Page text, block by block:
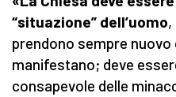
“situazione” dell’uomo,
prendono sempre
manifestano; deve
consapevole delle